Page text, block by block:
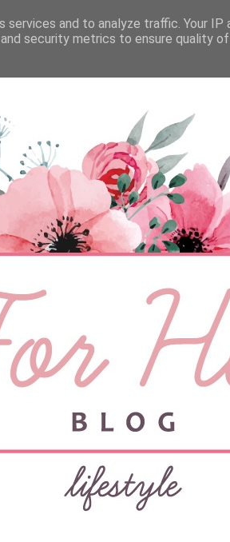
BABA SZEMÉLYES VIDEÓ
and to analyze traffic. Your IP
security metrics to ensure quality